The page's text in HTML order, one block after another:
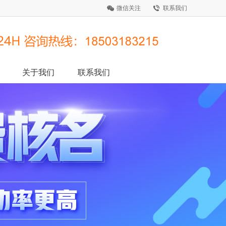
微信关注 联系我们
关于我们 联系我们